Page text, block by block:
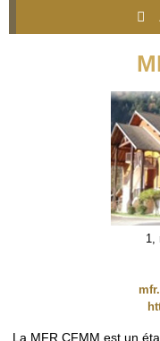
1,
La MFR CFMM est un